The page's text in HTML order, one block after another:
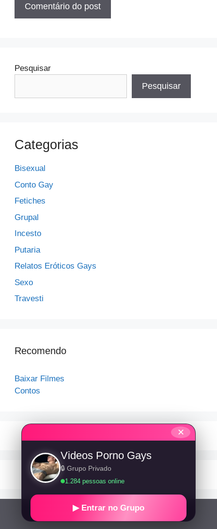
Pesquisar
Pesquisar
Categorias
Bisexual
Conto Gay
Fetiches
Grupal
Incesto
Putaria
Relatos Eróticos Gays
Sexo
Travesti
Recomendo
Baixar Filmes
Contos
✕
Videos Porno Gays
🔒 Grupo Privado
1.284 pessoas online
▶ Entrar no Grupo
© 2026 Contos Gays • Built withGeneratePress